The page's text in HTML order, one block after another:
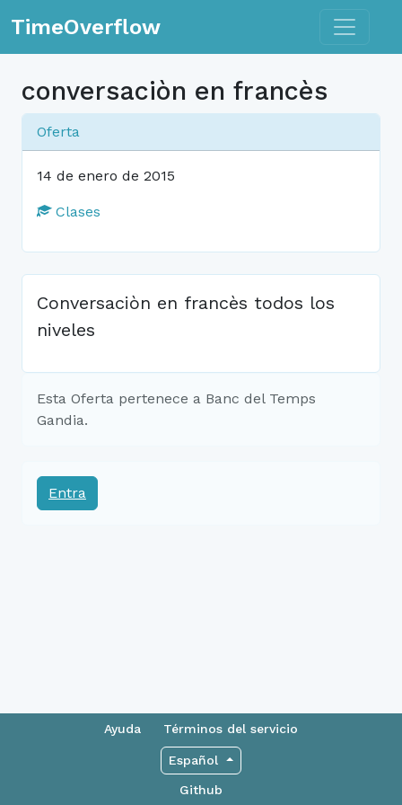
TimeOverflow Toggle
conversaciòn en francès
Oferta
14 de enero de 2015
Clases
Conversaciòn en francès todos los
niveles
Esta Oferta pertenece a Banc del Temps
Gandia.
Entra
Ayuda Términos del servicio
Español
Github